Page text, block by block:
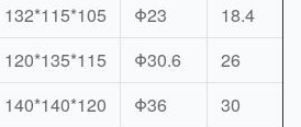
132*115*105 Φ23
18.4
120*135*115 Φ30.6
26
140*140*120 Φ36
30